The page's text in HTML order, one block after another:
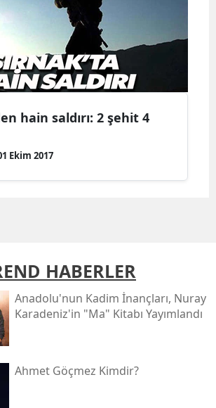
hain saldırı: 2 şehit 4
Ekim 2017
HABERLER
Anadolu'nun Kadim İnançları, Nuray
Karadeniz'in "ma" Kitabı Yayımlandı
Ahmet Göçmez Kimdir?